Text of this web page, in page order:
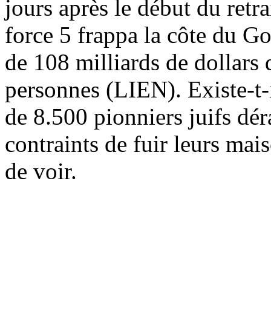
jours après le début du
force 5 frappa la côte du
de 108 milliards de dollars
personnes (LIEN). Existe-
de 8.500 pionniers juifs
contraints de fuir leurs
de voir.